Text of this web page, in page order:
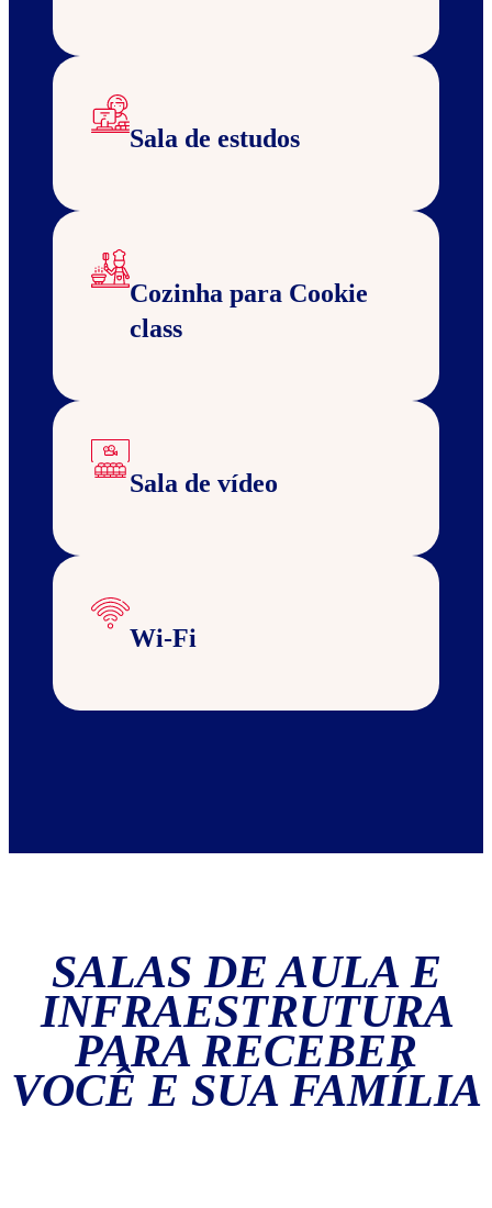
Sala de estudos
Cozinha para Cookie
class
Sala de vídeo
Wi-Fi
SALAS DE AULA E
INFRAESTRUTURA
PARA RECEBER
VOCÊ E SUA FAMÍLIA